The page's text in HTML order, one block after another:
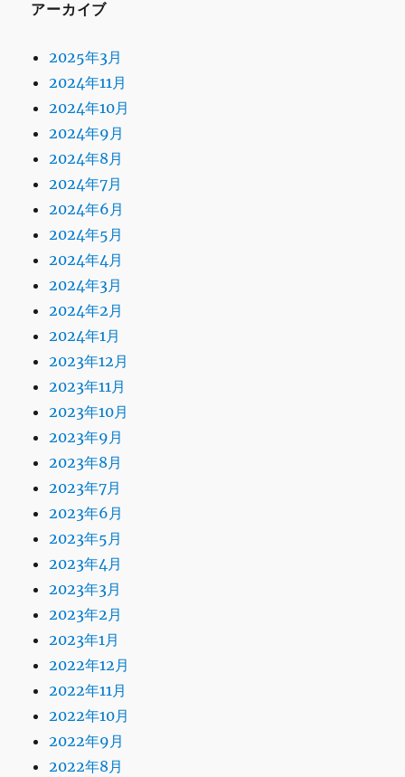
アーカイブ
2025年3月
2024年11月
2024年10月
2024年9月
2024年8月
2024年7月
2024年6月
2024年5月
2024年4月
2024年3月
2024年2月
2024年1月
2023年12月
2023年11月
2023年10月
2023年9月
2023年8月
2023年7月
2023年6月
2023年5月
2023年4月
2023年3月
2023年2月
2023年1月
2022年12月
2022年11月
2022年10月
2022年9月
2022年8月